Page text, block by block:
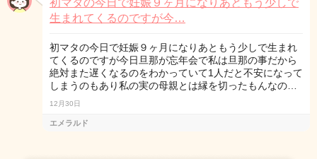
初マタの今日で妊娠９ヶ月になりあともう少しで
生まれてくるのですが今…
初マタの今日で妊娠９ヶ月になりあともう少しで生まれ
てくるのですが今日旦那が忘年会で私は旦那の事だから
絶対また遅くなるのをわかっていて1人だと不安になって
しまうのもあり私の実の母親とは縁を切ったもんなの…
12月30日
エメラルド